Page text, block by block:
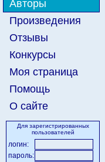
Авторы
Произведения
Отзывы
Конкурсы
Моя страница
Помощь
О сайте
Для зарегистрированных
пользователей
логин:
пароль: